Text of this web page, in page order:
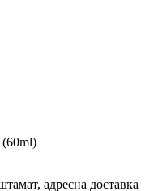
(60ml)
адресна доставка